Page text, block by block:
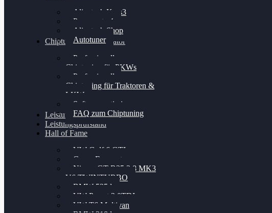
Alientech Kess3
Powergate 4
Alientech Shop
Autotuner
Chiptuning Konfigurator
Professionelles
Chiptuning für PKWs
Professionelles
Chiptuning für Traktoren &
LKW
Softwareoptimierung
FAQ zum Chiptuning
Leistungsmessung
Leistungsprüfstand
Hall of Fame
VW Golf 6 GTI
Cupra Formentor
Nissan GT-R35 3.8 MK3
V6 TWINTURBO
BMW 525d
VW Passat 2.0TDI
VW T6 Multivan